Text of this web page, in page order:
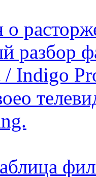
о
разбор
/ Indigo